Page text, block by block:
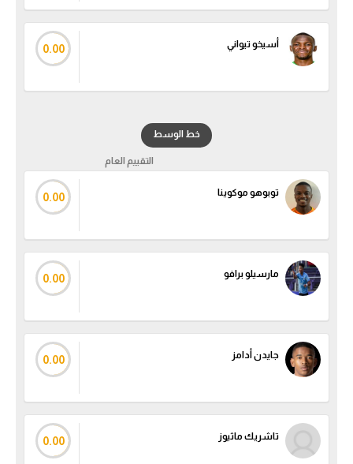
سعودي في الجول
الدوري الإنجليزي
القسم الثاني
رياضات أخرى
كرة السلة الأمريكية
كرة يد
كرة طائرة
في المونديال
أسيخو تيواني 0.00
خط الوسط
التقييم العام
توبوهو موكوينا 0.00
مارسيلو برافو 0.00
جايدن أدامز 0.00
تاشريك ماثيوز 0.00